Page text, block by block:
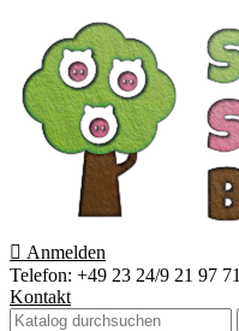
 Anmelden
Telefon: +49 23 24/9 21 97 71
Kontakt